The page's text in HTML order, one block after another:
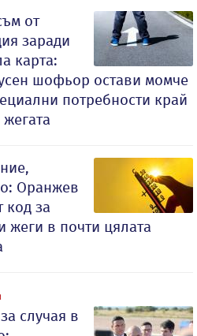
от
заради
карта:
шофьор остави момче
потребности край
Оранжев
код за
жеги в почти цялата
случая в